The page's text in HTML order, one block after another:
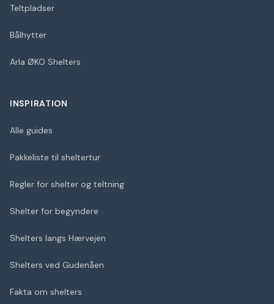
Teltpladser
Bålhytter
Arla ØKO Shelters
INSPIRATION
Alle guides
Pakkeliste til sheltertur
Regler for shelter og teltning
Shelter for begyndere
Shelters langs Hærvejen
Shelters ved Gudenåen
Fakta om shelters